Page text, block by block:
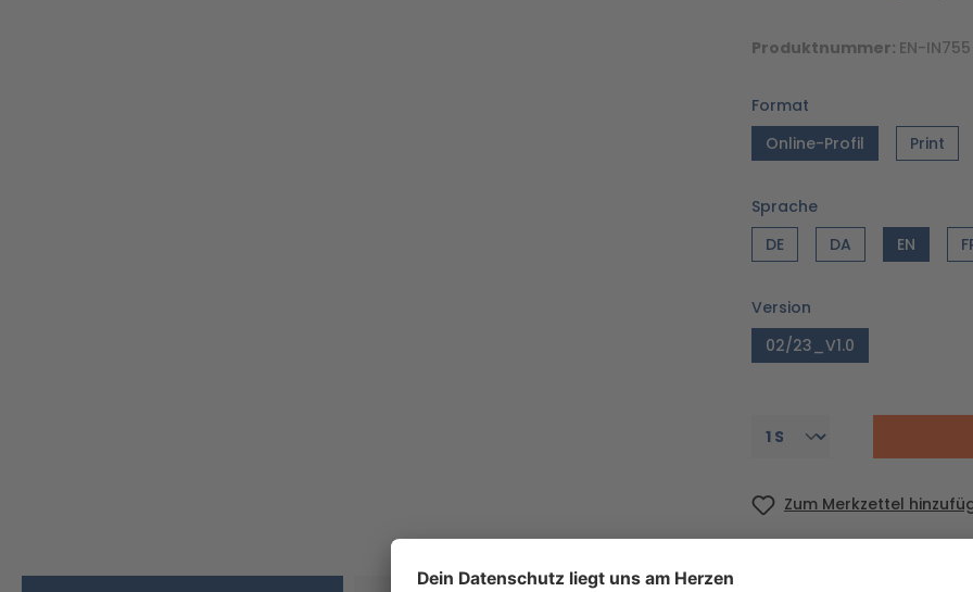
Produktnummer: EN-
Format
Online-Profil
Print
Sprache
DE
DA EN
Version
02/23_V1.0
Zum Merkzettel